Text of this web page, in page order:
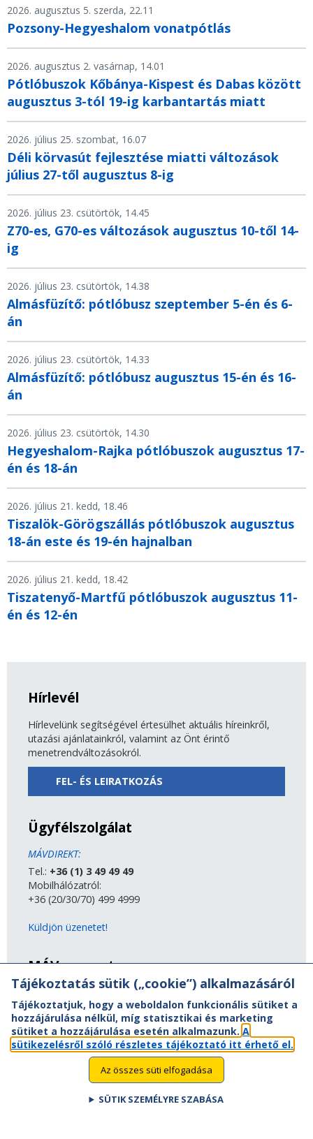
2026. augusztus 5. szerda, 22.11
Pozsony-Hegyeshalom vonatpótlás
2026. augusztus 2. vasárnap, 14.01
Pótlóbuszok Kőbánya-Kispest és Dabas között
augusztus 3-tól 19-ig karbantartás miatt
2026. július 25. szombat, 16.07
Déli körvasút fejlesztése miatti változások
július 27-től augusztus 8-ig
2026. július 23. csütörtök, 14.45
Z70-es, G70-es változások augusztus 10-től 14-
ig
2026. július 23. csütörtök, 14.38
Almásfüzítő: pótlóbusz szeptember 5-én és 6-
án
2026. július 23. csütörtök, 14.33
Almásfüzítő: pótlóbusz augusztus 15-én és 16-
án
2026. július 23. csütörtök, 14.30
Hegyeshalom-Rajka pótlóbuszok augusztus 17-
én és 18-án
2026. július 21. kedd, 18.46
Tiszalök-Görögszállás pótlóbuszok augusztus
18-án este és 19-én hajnalban
2026. július 21. kedd, 18.42
Tiszatenyő-Martfű pótlóbuszok augusztus 11-
én és 12-én
Hírlevél
Hírlevelünk segítségével értesülhet aktuális híreinkről,
utazási ajánlatainkról, valamint az Önt érintő
menetrendváltozásokról.
FEL- ÉS LEIRATKOZÁS
Ügyfélszolgálat
MÁVDIREKT:
Tel.: +36 (1) 3 49 49 49
Mobilhálózatról:
+36 (20/30/70) 499 4999
Küldjön üzenetet!
MÁV-csoport
A MÁV-csoport tagjai
Jogi útmutatás
Adatvédelem
Kapcsolat
Vasút a nagyvilágban
Akadálymentesítési nyilatkozat
Tájékoztatás sütik („cookie”) alkalmazásáról
Tájékoztatjuk, hogy a weboldalon funkcionális sütiket a
hozzájárulása nélkül, míg statisztikai és marketing
sütiket a hozzájárulása esetén alkalmazunk. A
sütikezelésről szóló részletes tájékoztató itt érhető el.
Az összes süti elfogadása
SÜTIK SZEMÉLYRE SZABÁSA